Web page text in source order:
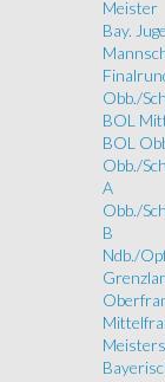
Meister
Bay.
Obb./
BOL
BOL
Obb./
A
Obb./
B
Ndb./